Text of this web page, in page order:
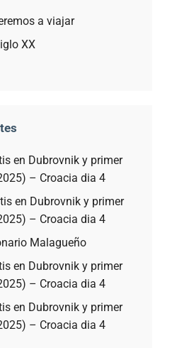
a viajar
XX
en Dubrovnik y primer
– Croacia dia 4
en Dubrovnik y primer
– Croacia dia 4
Malagueño
en Dubrovnik y primer
– Croacia dia 4
en Dubrovnik y primer
– Croacia dia 4